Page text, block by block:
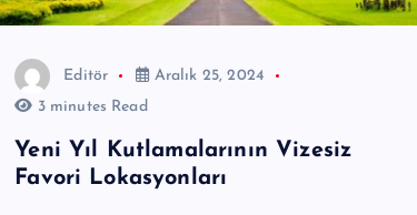
Editör
Aralık 25, 2024
3 minutes Read
Yeni Yıl Kutlamalarının Vizesiz
Favori Lokasyonları